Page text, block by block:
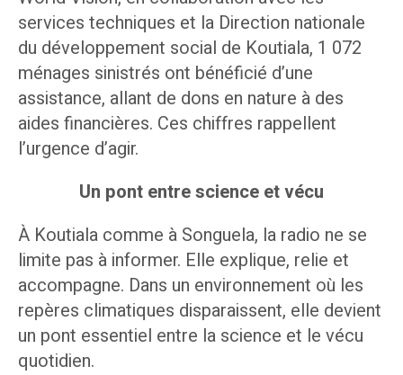
services techniques et la Direction nationale
du développement social de Koutiala, 1 072
ménages sinistrés ont bénéficié d’une
assistance, allant de dons en nature à des
aides financières. Ces chiffres rappellent
l’urgence d’agir.
Un pont entre science et vécu
À Koutiala comme à Songuela, la radio ne se
limite pas à informer. Elle explique, relie et
accompagne. Dans un environnement où les
repères climatiques disparaissent, elle devient
un pont essentiel entre la science et le vécu
quotidien.